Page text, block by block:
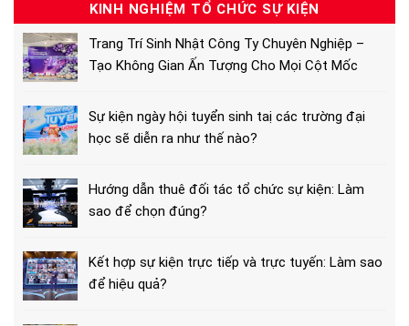
KINH NGHIỆM TỔ CHỨC SỰ KIỆN
Trang Trí Sinh Nhật Công Ty Chuyên Nghiệp –
Tạo Không Gian Ấn Tượng Cho Mọi Cột Mốc
Sự kiện ngày hội tuyển sinh taị các trường đại
học sẽ diễn ra như thế nào?
Hướng dẫn thuê đối tác tổ chức sự kiện: Làm
sao để chọn đúng?
Kết hợp sự kiện trực tiếp và trực tuyến: Làm sao
để hiệu quả?